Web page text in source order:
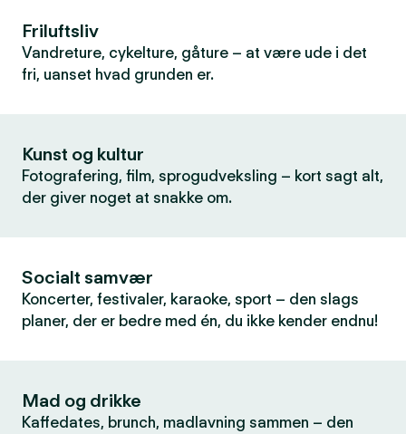
Friluftsliv
Vandreture, cykelture, gåture – at være ude i det
fri, uanset hvad grunden er.
Kunst og kultur
Fotografering, film, sprogudveksling – kort sagt alt,
der giver noget at snakke om.
Socialt samvær
Koncerter, festivaler, karaoke, sport – den slags
planer, der er bedre med én, du ikke kender endnu!
Mad og drikke
Kaffedates, brunch, madlavning sammen – den